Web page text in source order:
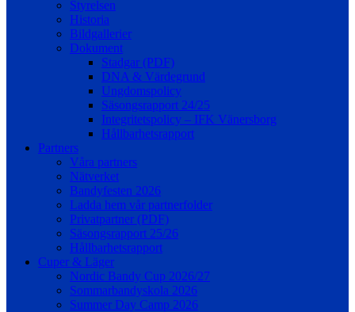
Styrelsen
Historia
Bildgallerier
Dokument
Stadgar (PDF)
DNA & Värdegrund
Ungdomspolicy
Säsongsrapport 24/25
Integritetspolicy – IFK Vänersborg
Hållbarhetsrapport
Partners
Våra partners
Nätverket
Bandyfesten 2026
Ladda hem vår partnerfolder
Privatpartner (PDF)
Säsongsrapport 25/26
Hållbarhetsrapport
Cuper & Läger
Nordic Bandy Cup 2026/27
Sommarbandyskola 2026
Summer Day Camp 2026